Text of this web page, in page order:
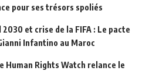
pour ses trésors spoliés
et crise de la FIFA : Le pacte
Infantino au Maroc
Human Rights Watch relance le